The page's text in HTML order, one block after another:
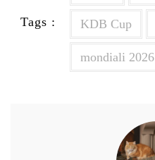
Tags : KDB Cup
mondiali 2026